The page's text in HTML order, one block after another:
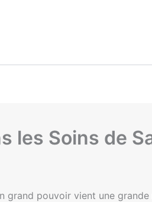
les Soins de
grand pouvoir vient une